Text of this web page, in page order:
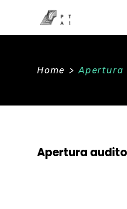
Home > Apertura
Apertura